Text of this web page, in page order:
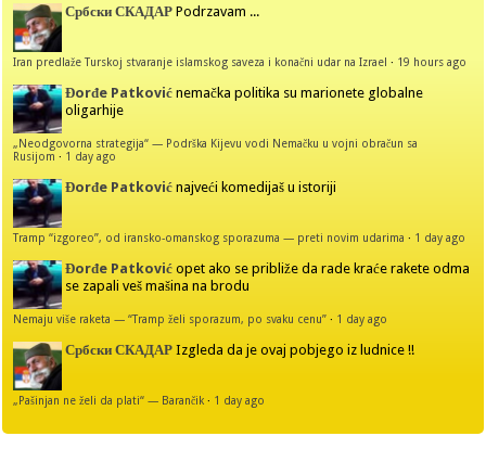
Србски СКАДАР Podrzavam ...
Iran predlaže Turskoj stvaranje islamskog saveza i konačni udar na Izrael · 19 hours ago
Đorđe Patković nemačka politika su marionete globalne
oligarhije
„Neodgovorna strategija“ — Podrška Kijevu vodi Nemačku u vojni obračun sa
Rusijom · 1 day ago
Đorđe Patković najveći komedijaš u istoriji
Tramp “izgoreo”, od iransko-omanskog sporazuma — preti novim udarima · 1 day ago
Đorđe Patković opet ako se približe da rade kraće rakete odma
se zapali veš mašina na brodu
Nemaju više raketa — “Tramp želi sporazum, po svaku cenu” · 1 day ago
Србски СКАДАР Izgleda da je ovaj pobjego iz ludnice !!
„Pašinjan ne želi da plati“ — Barančik · 1 day ago